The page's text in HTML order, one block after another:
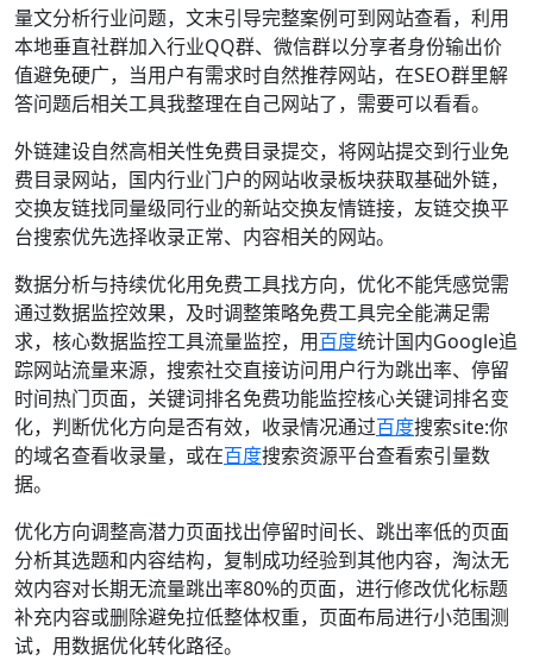
量文分析行业问题，文末引导完整案例可到网站查看，利用
本地垂直社群加入行业QQ群、微信群以分享者身份输出价
值避免硬广，当用户有需求时自然推荐网站，在SEO群里解
答问题后相关工具我整理在自己网站了，需要可以看看。
外链建设自然高相关性免费目录提交，将网站提交到行业免
费目录网站，国内行业门户的网站收录板块获取基础外链，
交换友链找同量级同行业的新站交换友情链接，友链交换平
台搜索优先选择收录正常、内容相关的网站。
数据分析与持续优化用免费工具找方向，优化不能凭感觉需
通过数据监控效果，及时调整策略免费工具完全能满足需
求，核心数据监控工具流量监控，用百度统计国内Google追
踪网站流量来源，搜索社交直接访问用户行为跳出率、停留
时间热门页面，关键词排名免费功能监控核心关键词排名变
化，判断优化方向是否有效，收录情况通过百度搜索site:你
的域名查看收录量，或在百度搜索资源平台查看索引量数
据。
优化方向调整高潜力页面找出停留时间长、跳出率低的页面
分析其选题和内容结构，复制成功经验到其他内容，淘汰无
效内容对长期无流量跳出率80%的页面，进行修改优化标题
补充内容或删除避免拉低整体权重，页面布局进行小范围测
试，用数据优化转化路径。